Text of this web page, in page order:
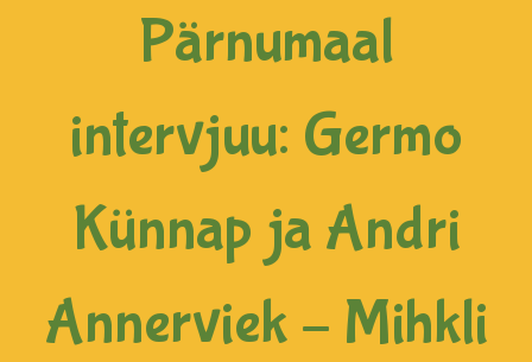
Pärnumaal
intervjuu: Germo
Künnap ja Andri
Annerviek – Mihkli